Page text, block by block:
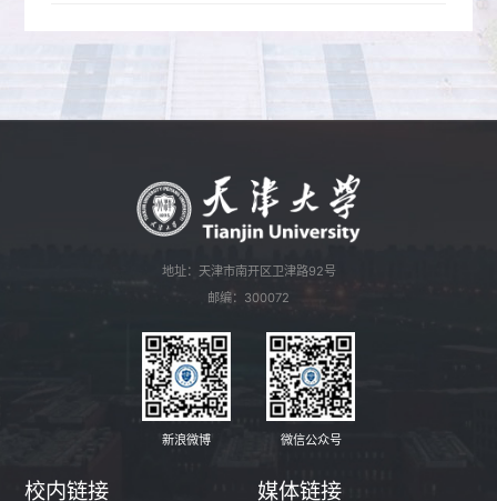
地址：天津市南开区卫津路92号
邮编：300072
新浪微博 微信公众号
校内链接 媒体链接